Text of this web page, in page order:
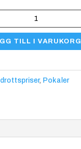
Ristad gravyr -
Blank
TILL I VARUKORG
Idrottspriser, Pokaler